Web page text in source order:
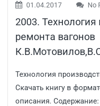
01.04.2017 No
2003. Технология
ремонта вагонов
Технология
Скачать книгу в
описания.